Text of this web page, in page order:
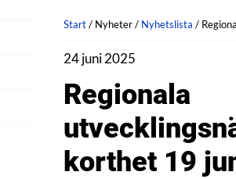
Start/ Nyheter/ Nyhetslista /
24 juni 2025
Regionala
korthet 19